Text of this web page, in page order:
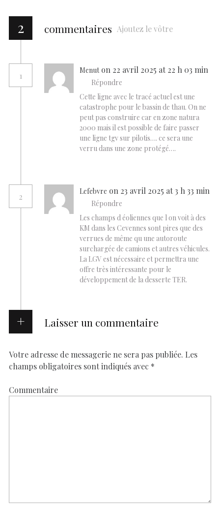
2 commentaires Ajoutez le vôtre
1
Menut on 22 avril 2025 at 22 h 03 min
Répondre
Cette ligne avec le tracé actuel est une
catastrophe pour le bassin de thau. On ne
peut pas construire car en zone natura
2000 mais il est possible de faire passer
une ligne tgv sur pilotis…. ce sera une
verru dans une zone protégé….
2
Lefebvre on 23 avril 2025 at 3 h 33 min
Répondre
Les champs d éoliennes que l on voit à des
KM dans les Cevennes sont pires que des
verrues de même qu une autoroute
surchargée de camions et autres véhicules.
La LGV est nécessaire et permettra une
offre très intéressante pour le
développement de la desserte TER.
Laisser un commentaire
Votre adresse de messagerie ne sera pas publiée. Les
champs obligatoires sont indiqués avec *
Commentaire